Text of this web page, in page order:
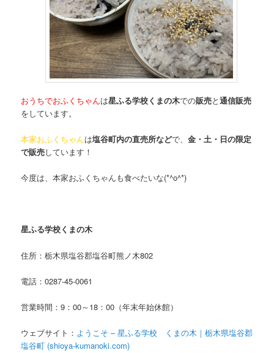
おうちでおふくちゃんは星ふる学校くまの木での販売と通信販売
をしています。
本家おふくちゃんは塩谷町内の直売所などで、金・土・日の限定
で販売しています！
今度は、本家おふくちゃんも食べたいな(*^o^*)
星ふる学校くまの木
住所：栃木県塩谷郡塩谷町熊ノ木802
電話：0287-45-0061
営業時間：9：00～18：00（年末年始休館）
ウェブサイト： ようこそ – 星ふる学校 くまの木｜栃木県塩谷郡
塩谷町 (shioya-kumanoki.com)